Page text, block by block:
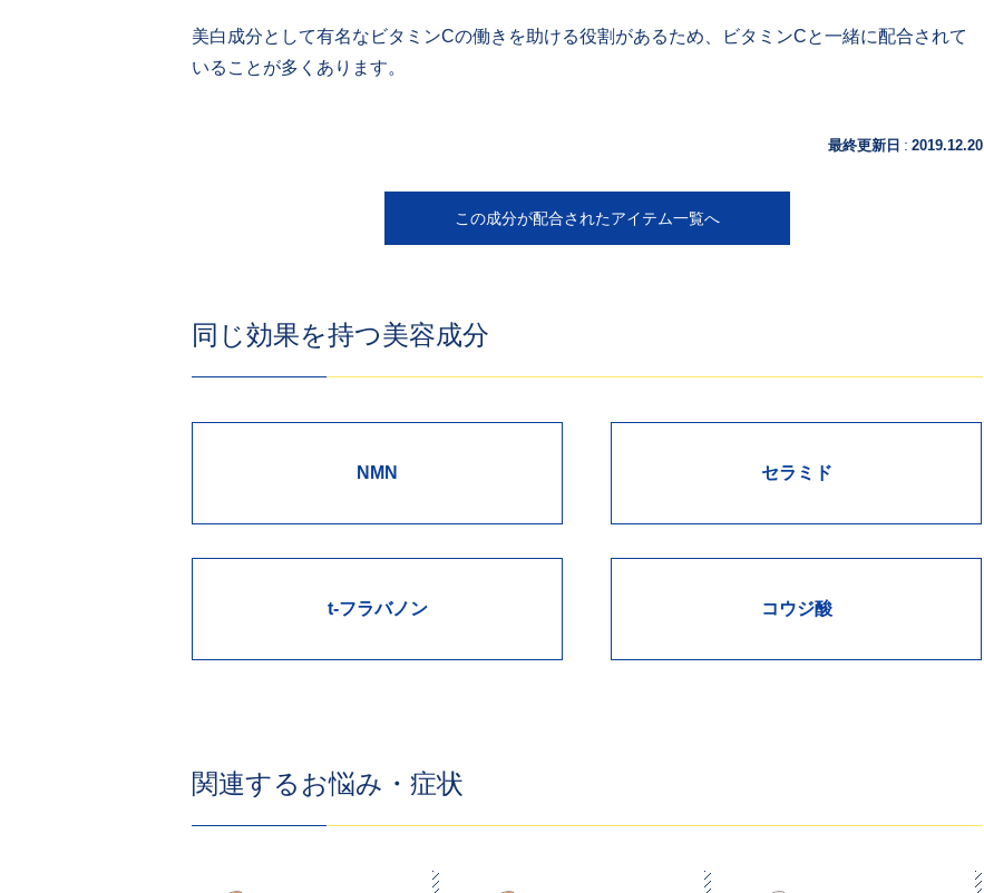
美白成分として有名なビタミンCの働きを助ける役割があるため、ビタミンCと一緒に配合されて
いることが多くあります。
最終更新日 : 2019.12.20
この成分が配合されたアイテム一覧へ
同じ効果を持つ美容成分
NMN セラミド
t-フラバノン コウジ酸
関連するお悩み・症状